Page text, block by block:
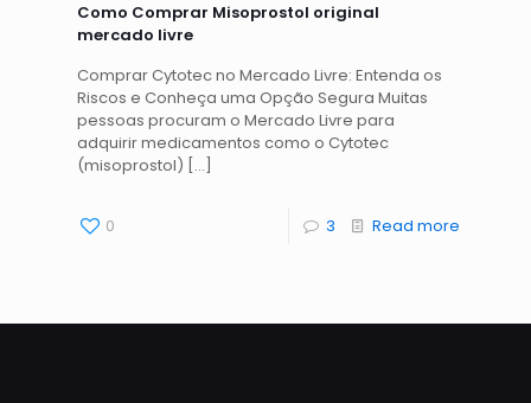
Como Comprar Misoprostol original
mercado livre
Comprar Cytotec no Mercado Livre: Entenda os
Riscos e Conheça uma Opção Segura Muitas
pessoas procuram o Mercado Livre para
adquirir medicamentos como o Cytotec
(misoprostol) […]
0 3 Read more